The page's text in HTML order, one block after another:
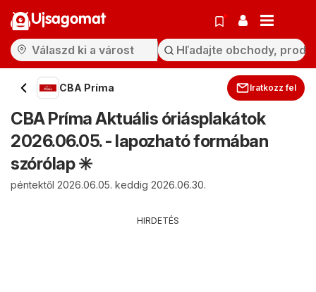
Ujsagomat
CBA Príma Iratkozz fel
CBA Príma Aktuális óriásplakátok
2026.06.05. - lapozható formában
szórólap ✳️
péntektől 2026.06.05. keddig 2026.06.30.
HIRDETÉS